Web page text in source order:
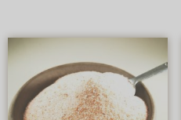
range:
€ 1.00
through
€ 2.00